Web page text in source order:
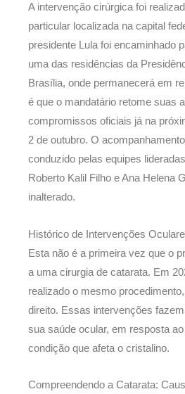
A intervenção cirúrgica foi
particular localizada na capital
presidente Lula foi encaminhado
uma das residências da
Brasília, onde permanecerá em
é que o mandatário retome suas
compromissos oficiais já na
2 de outubro. O
conduzido pelas equipes
Roberto Kalil Filho e Ana Helena
inalterado.
Histórico de Intervenções
Esta não é a primeira vez que o
a uma cirurgia de catarata. Em
realizado o mesmo
direito. Essas intervenções
sua saúde ocular, em resposta
condição que afeta o cristalino.
Compreendendo a Catarata: